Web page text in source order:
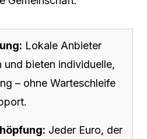
Lokale Anbieter
und bieten individuelle,
– ohne Warteschleife
Jeder Euro, der